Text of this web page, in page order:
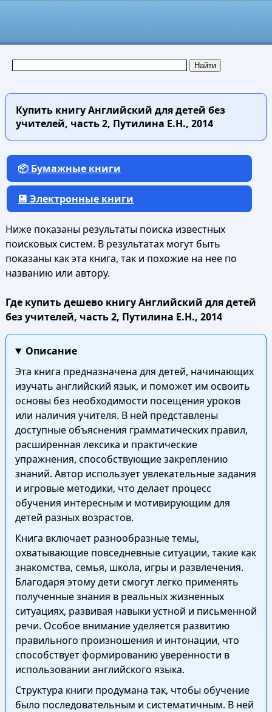
Купить книгуАнглийский для детей без
учителей, часть 2, Путилина Е.Н., 2014
📦 Бумажные книги
💾 Электронные книги
Ниже показаны результаты поиска известных
поисковых систем. В результатах могут быть
показаны как эта книга, так и похожие на нее по
названию или автору.
Где купить дешево книгу Английский для детей
без учителей, часть 2, Путилина Е.Н., 2014
Описание
Эта книга предназначена для детей, начинающих
изучать английский язык, и поможет им освоить
основы без необходимости посещения уроков
или наличия учителя. В ней представлены
доступные объяснения грамматических правил,
расширенная лексика и практические
упражнения, способствующие закреплению
знаний. Автор использует увлекательные задания
и игровые методики, что делает процесс
обучения интересным и мотивирующим для
детей разных возрастов.
Книга включает разнообразные темы,
охватывающие повседневные ситуации, такие как
знакомства, семья, школа, игры и развлечения.
Благодаря этому дети смогут легко применять
полученные знания в реальных жизненных
ситуациях, развивая навыки устной и письменной
речи. Особое внимание уделяется развитию
правильного произношения и интонации, что
способствует формированию уверенности в
использовании английского языка.
Структура книги продумана так, чтобы обучение
было последовательным и систематичным. В ней